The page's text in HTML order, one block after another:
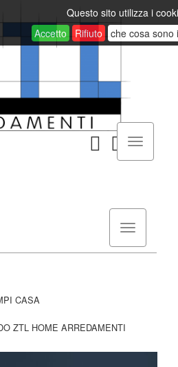
Questo sito utilizza i
Accetto
Rifiuto che cosa sono
CASA
ZTL HOME ARREDAMENTI